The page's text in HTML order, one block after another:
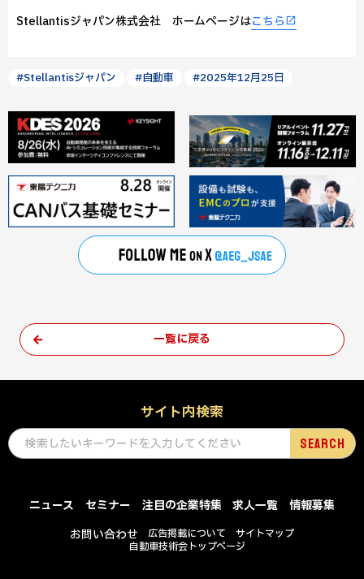
Stellantisジャパン株式会社 ホームページはこちら
#Stellantisジャパン #自動車 #2025年12月25日
一覧に戻る
サイト内検索
ニュース セミナー 注目の企業特集 求人一覧
情報募集
お問い合わせ
広告掲載について
サイトマップ
自動車技術会トップページ